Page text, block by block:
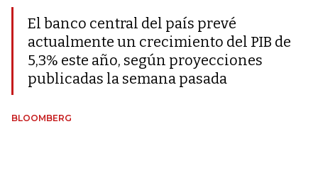
El banco central del país prevé
actualmente un crecimiento del PIB de
5,3% este año, según proyecciones
publicadas la semana pasada
BLOOMBERG